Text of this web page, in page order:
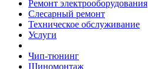
Ремонт электрооборудования
Слесарный ремонт
Техническое обслуживание
Услуги
Чип-тюнинг
Шиномонтаж